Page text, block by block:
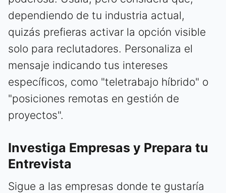
dependiendo de tu industria actual,
quizás prefieras activar la opción visible
solo para reclutadores. Personaliza el
mensaje indicando tus intereses
específicos, como "teletrabajo híbrido" o
"posiciones remotas en gestión de
proyectos".
Investiga Empresas y Prepara tu
Entrevista
Sigue a las empresas donde te gustaría